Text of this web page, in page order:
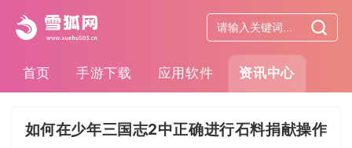
首页 手游下载 应用软件 资讯中心
如何在少年三国志2中正确进行石料捐献操作